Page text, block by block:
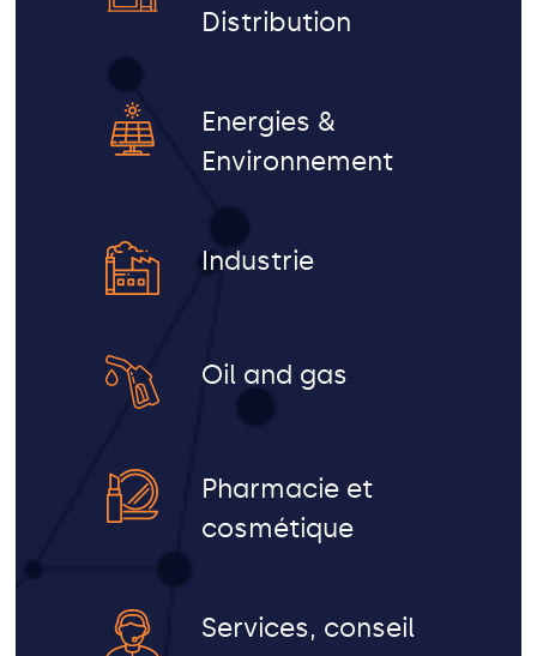
Distribution
Energies &
Environnement
Industrie
Oil and gas
Pharmacie et
cosmétique
Services, conseil